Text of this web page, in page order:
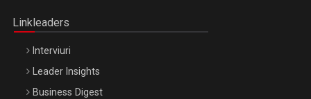
Linkleaders
Interviuri
Leader Insights
Business Digest